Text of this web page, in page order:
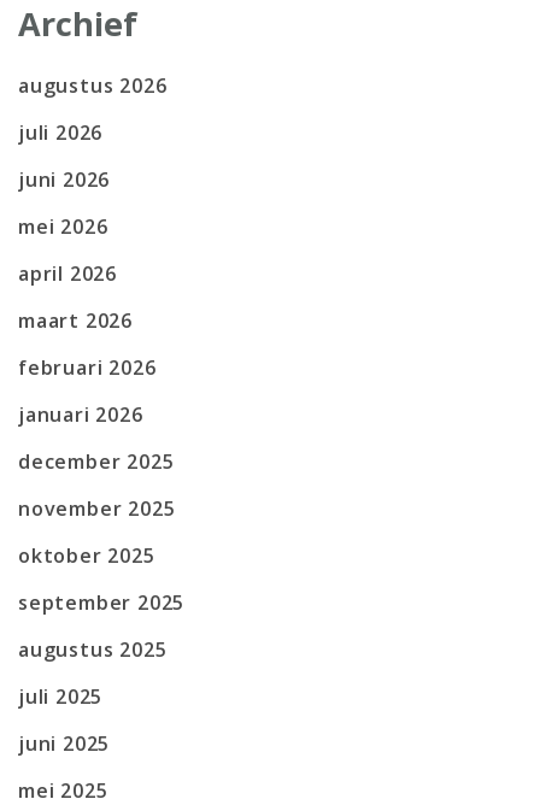
Archief
augustus 2026
juli 2026
juni 2026
mei 2026
april 2026
maart 2026
februari 2026
januari 2026
december 2025
november 2025
oktober 2025
september 2025
augustus 2025
juli 2025
juni 2025
mei 2025